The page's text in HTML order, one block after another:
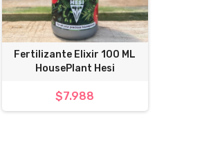
Fertilizante Elixir 100 ML
HousePlant Hesi
$7.988